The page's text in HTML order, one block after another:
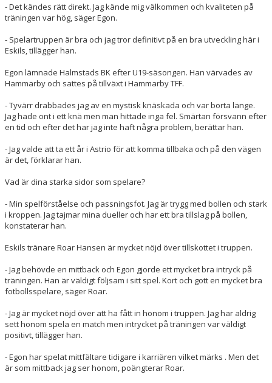
- Det kändes rätt direkt. Jag kände mig välkommen och kvaliteten på
träningen var hög, säger Egon.
- Spelartruppen är bra och jag tror definitivt på en bra utveckling här i
Eskils, tillägger han.
Egon lämnade Halmstads BK efter U19-säsongen. Han värvades av
Hammarby och sattes på tillväxt i Hammarby TFF.
- Tyvärr drabbades jag av en mystisk knäskada och var borta länge.
Jag hade ont i ett knä men man hittade inga fel. Smärtan försvann efter
en tid och efter det har jag inte haft några problem, berättar han.
- Jag valde att ta ett år i Astrio för att komma tillbaka och på den vägen
är det, förklarar han.
Vad är dina starka sidor som spelare?
- Min spelförståelse och passningsfot. Jag är trygg med bollen och stark
i kroppen. Jag tajmar mina dueller och har ett bra tillslag på bollen,
konstaterar han.
Eskils tränare Roar Hansen är mycket nöjd över tillskottet i truppen.
- Jag behövde en mittback och Egon gjorde ett mycket bra intryck på
träningen. Han är väldigt följsam i sitt spel. Kort och gott en mycket bra
fotbollsspelare, säger Roar.
- Jag är mycket nöjd över att ha fått in honom i truppen. Jag har aldrig
sett honom spela en match men intrycket på träningen var väldigt
positivt, tillägger han.
- Egon har spelat mittfältare tidigare i karriären vilket märks . Men det
är som mittback jag ser honom, poängterar Roar.